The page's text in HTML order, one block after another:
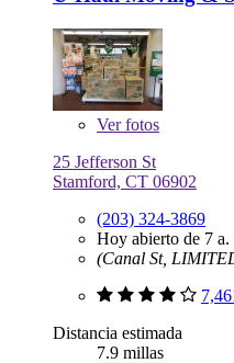
Verfotos
25 Jefferson St
Stamford, CT 06902
(203) 324-3869
Hoy abierto de 7
(Canal St,
Distancia estimada
7.9 millas